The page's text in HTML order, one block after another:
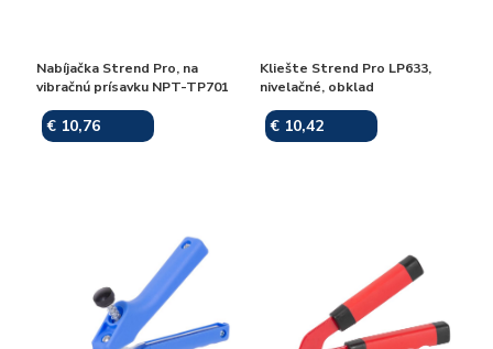
Nabíjačka Strend Pro, na
vibračnú prísavku NPT-TP701
€ 10,76
Kliešte Strend Pro LP633,
nivelačné, obklad
€ 10,42